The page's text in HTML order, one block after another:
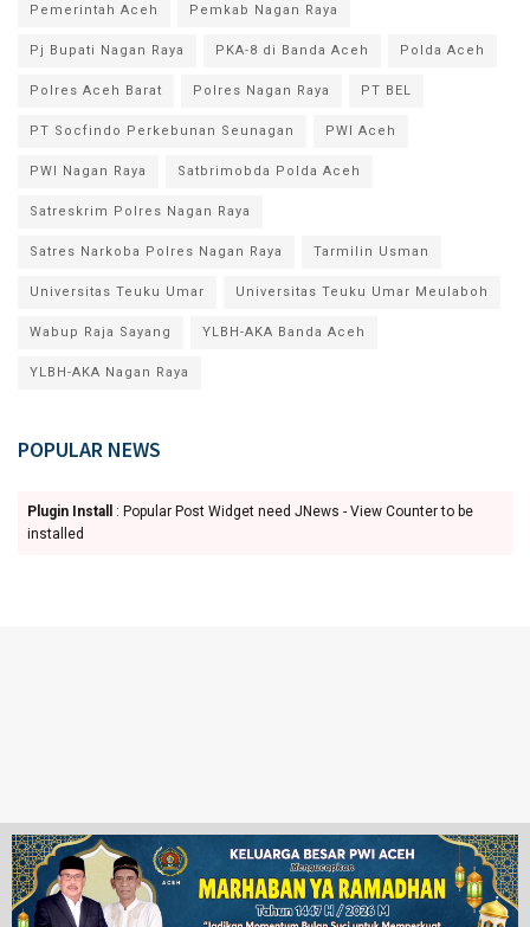
Pemerintah Aceh Pemkab Nagan Raya
Pj Bupati Nagan Raya PKA-8 di Banda Aceh Polda Aceh
Polres Aceh Barat Polres Nagan Raya PT BEL
PT Socfindo Perkebunan Seunagan PWI Aceh
PWI Nagan Raya Satbrimobda Polda Aceh
Satreskrim Polres Nagan Raya
Satres Narkoba Polres Nagan Raya Tarmilin Usman
Universitas Teuku Umar Universitas Teuku Umar Meulaboh
Wabup Raja Sayang YLBH-AKA Banda Aceh
YLBH-AKA Nagan Raya
POPULAR NEWS
Plugin Install
: Popular Post Widget need JNews - View Counter to be
installed
Ketentuan Penggunaan Redaksi